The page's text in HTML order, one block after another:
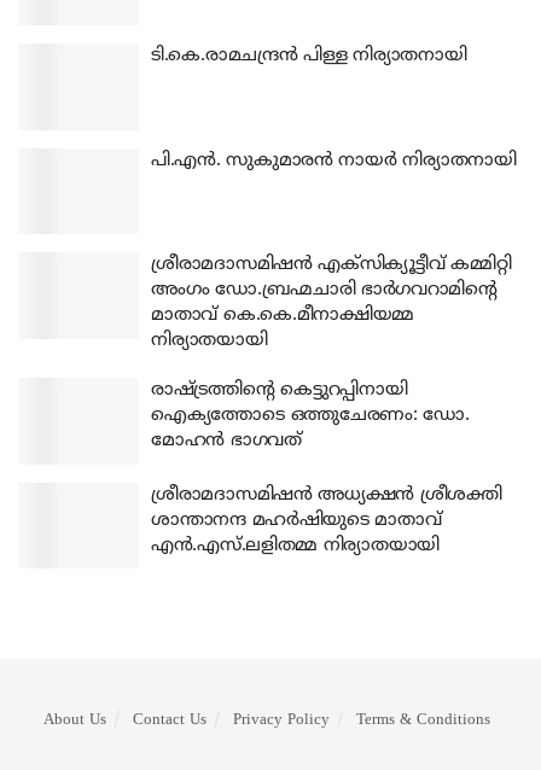
ടി.കെ.രാമചന്ദ്രന്‍ പിള്ള നിര്യാതനായി
പി.എന്‍. സുകുമാരന്‍ നായര്‍ നിര്യാതനായി
ശ്രീരാമദാസമിഷന്‍ എക്‌സിക്യൂട്ടീവ് കമ്മിറ്റി
അംഗം ഡോ.ബ്രഹ്മചാരി ഭാര്‍ഗവറാമിന്റെ
മാതാവ് കെ.കെ.മീനാക്ഷിയമ്മ
നിര്യാതയായി
രാഷ്ട്രത്തിന്റെ കെട്ടുറപ്പിനായി
ഐക്യത്തോടെ ഒത്തുചേരണം: ഡോ.
മോഹന്‍ ഭാഗവത്
ശ്രീരാമദാസമിഷന്‍ അധ്യക്ഷന്‍ ശ്രീശക്തി
ശാന്താനന്ദ മഹര്‍ഷിയുടെ മാതാവ്
എന്‍.എസ്.ലളിതമ്മ നിര്യാതയായി
About Us Contact Us Privacy Policy Terms & Conditions